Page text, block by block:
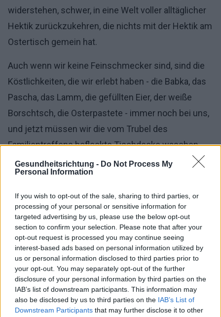
Gesundheitsrichtung - Do Not Process My
Personal Information
If you wish to opt-out of the sale, sharing to third parties, or
processing of your personal or sensitive information for
targeted advertising by us, please use the below opt-out
section to confirm your selection. Please note that after your
opt-out request is processed you may continue seeing
interest-based ads based on personal information utilized by
us or personal information disclosed to third parties prior to
your opt-out. You may separately opt-out of the further
disclosure of your personal information by third parties on the
IAB’s list of downstream participants. This information may
also be disclosed by us to third parties on the IAB’s List of
Downstream Participants that may further disclose it to other
widerstehen, schwer, in eine Welt voller alltäglicher
Hektik zurückzukehren, die nichts mit der Hektik am
Ostertisch gemein hat.
Auch wenn wir keine Feinschmecker sind, sind die
Köstlichkeiten, die wir erlebt haben - die Babka, das
Pascha, das Lamm, die gefüllten Eier, der weiße
Borschtsch, die Osterpastete - immer noch bei uns,
und jetzt müssen wir die vom Trubel des
Familientreffens befleckte Tischdecke waschen,
die Osterkörbchen und Palmen verstecken, sie für
ein Jahr im Schrank schlafen lassen und uns
versprechen, dass der nächste Dyngus weniger
überraschend sein wird, auch wenn wir
wahrscheinlich immer noch bis auf die Haut
durchnässt sein werden...